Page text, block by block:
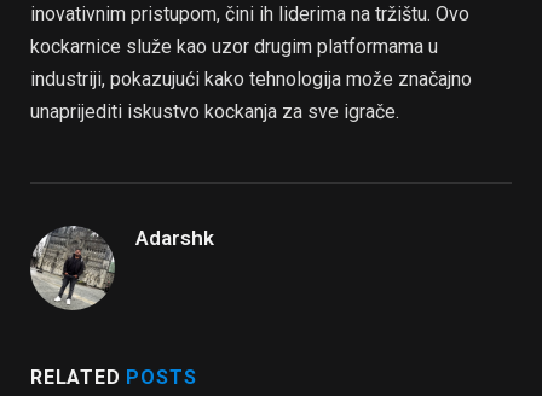
inovativnim pristupom, čini ih liderima na tržištu. Ovo
kockarnice služe kao uzor drugim platformama u
industriji, pokazujući kako tehnologija može značajno
unaprijediti iskustvo kockanja za sve igrače.
Adarshk
RELATED POSTS